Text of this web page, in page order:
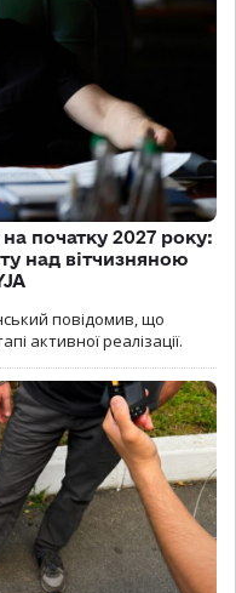
початку 2027 року:
над вітчизняною
повідомив, що
активної реалізації.